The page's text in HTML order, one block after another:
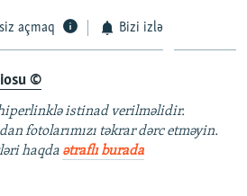
açmaq Bizi izlə
©
istinad verilməlidir.
fotolarımızı təkrar dərc etməyin.
haqda ətraflı burada